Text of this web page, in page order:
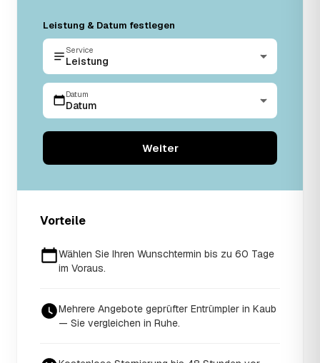
Leistung & Datum festlegen
Service
Leistung
Datum
Datum
Weiter
Vorteile
Wählen Sie Ihren Wunschtermin bis zu 60 Tage
im Voraus.
Mehrere Angebote geprüfter Entrümpler in Kaub
— Sie vergleichen in Ruhe.